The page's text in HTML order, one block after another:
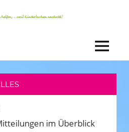
MENÜ
im Überblick